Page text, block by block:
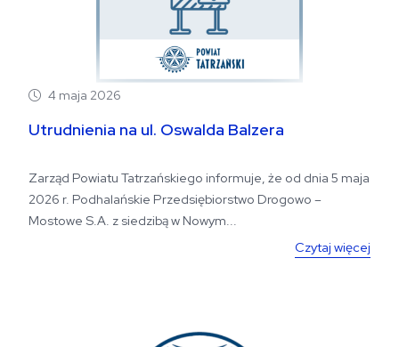
4 maja 2026
Utrudnienia na ul. Oswalda Balzera
Zarząd Powiatu Tatrzańskiego informuje, że od dnia 5 maja
2026 r. Podhalańskie Przedsiębiorstwo Drogowo –
Mostowe S.A. z siedzibą w Nowym...
Czytaj więcej